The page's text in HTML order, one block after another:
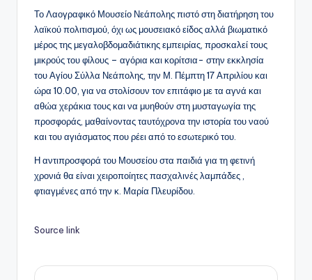
Το Λαογραφικό Μουσείο Νεάπολης πιστό στη διατήρηση του
λαϊκού πολιτισμού, όχι ως μουσειακό είδος αλλά βιωματικό
μέρος της μεγαλοβδομαδιάτικης εμπειρίας, προσκαλεί τους
μικρούς του φίλους – αγόρια και κορίτσια- στην εκκλησία
του Αγίου Σύλλα Νεάπολης, την Μ. Πέμπτη 17 Απριλίου και
ώρα 10.00, για να στολίσουν τον επιτάφιο με τα αγνά και
αθώα χεράκια τους και να μυηθούν στη μυσταγωγία της
προσφοράς, μαθαίνοντας ταυτόχρονα την ιστορία του ναού
και του αγιάσματος που ρέει από το εσωτερικό του.
Η αντιπροσφορά του Μουσείου στα παιδιά για τη φετινή
χρονιά θα είναι χειροποίητες πασχαλινές λαμπάδες ,
φτιαγμένες από την κ. Μαρία Πλευρίδου.
Source link